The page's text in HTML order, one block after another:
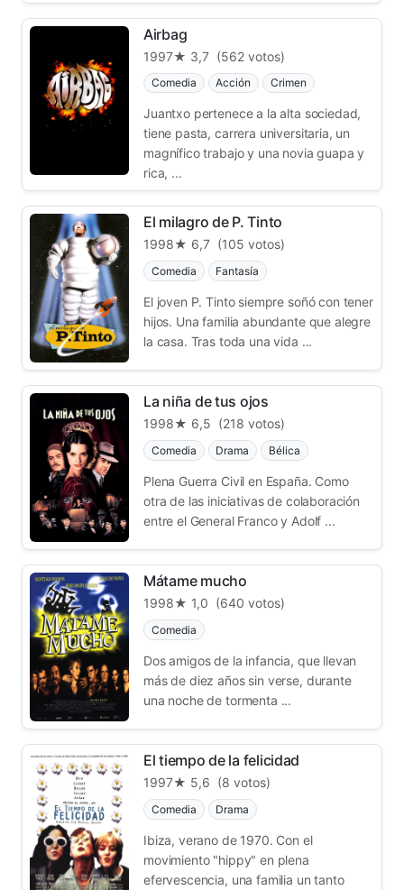
Airbag
1997★ 3,7 (562 votos)
Comedia Acción Crimen
Juantxo pertenece a la alta sociedad,
tiene pasta, carrera universitaria, un
magnífico trabajo y una novia guapa y
rica, ...
El milagro de P. Tinto
1998★ 6,7 (105 votos)
Comedia Fantasía
El joven P. Tinto siempre soñó con tener
hijos. Una familia abundante que alegre
la casa. Tras toda una vida ...
La niña de tus ojos
1998★ 6,5 (218 votos)
Comedia Drama Bélica
Plena Guerra Civil en España. Como
otra de las iniciativas de colaboración
entre el General Franco y Adolf ...
Mátame mucho
1998★ 1,0 (640 votos)
Comedia
Dos amigos de la infancia, que llevan
más de diez años sin verse, durante
una noche de tormenta ...
El tiempo de la felicidad
1997★ 5,6 (8 votos)
Comedia Drama
Ibiza, verano de 1970. Con el
movimiento "hippy" en plena
efervescencia, una familia un tanto